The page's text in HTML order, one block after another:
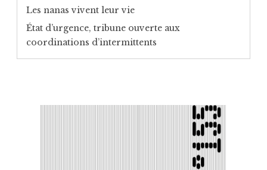
Les nanas vivent leur vie
État d’urgence, tribune ouverte aux
coordinations d’intermittents